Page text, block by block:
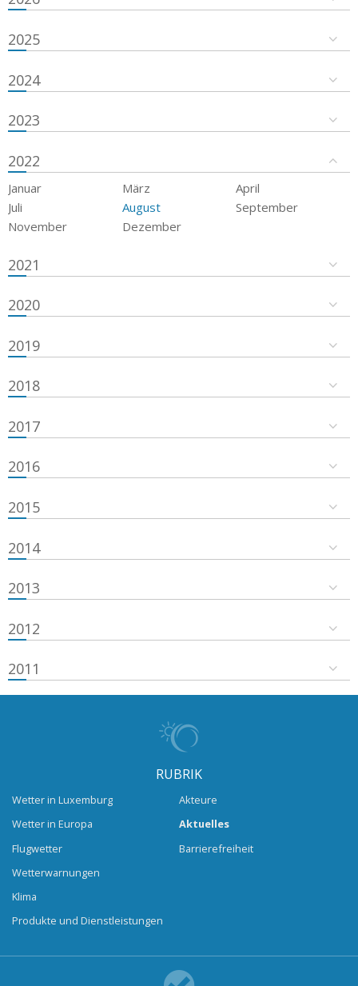
2025
2024
2023
2022
Januar März
April
Juli
August
September
November
Dezember
2021
2020
2019
2018
2017
2016
2015
2014
2013
2012
2011
RUBRIK
Wetter in Luxemburg
Wetter in Europa
Flugwetter
Wetterwarnungen
Klima
Produkte und Dienstleistungen
Akteure
Aktuelles
Barrierefreiheit